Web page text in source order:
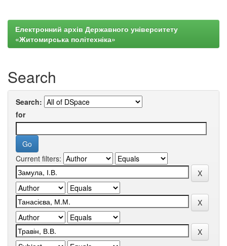
Електронний архів Державного університету
«Житомирська політехніка»
Search
Search:
for
Current filters: